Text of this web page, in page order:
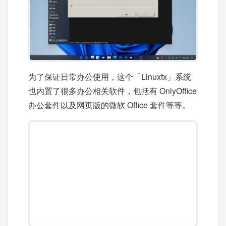
为了保证日常办公使用，这个「Linuxfx」系统
也内置了很多办公相关软件，包括有 OnlyOffice
办公套件以及网页版的微软 Office 套件等等。